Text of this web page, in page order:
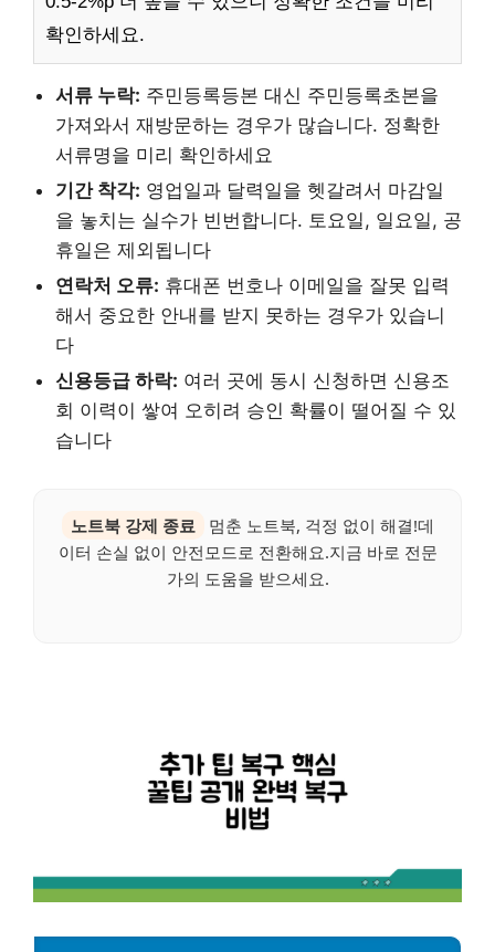
확인하세요.
서류 누락: 주민등록등본 대신 주민등록초본을
가져와서 재방문하는 경우가 많습니다. 정확한
서류명을 미리 확인하세요
기간 착각: 영업일과 달력일을 헷갈려서 마감일
을 놓치는 실수가 빈번합니다. 토요일, 일요일, 공
휴일은 제외됩니다
연락처 오류: 휴대폰 번호나 이메일을 잘못 입력
해서 중요한 안내를 받지 못하는 경우가 있습니
다
신용등급 하락: 여러 곳에 동시 신청하면 신용조
회 이력이 쌓여 오히려 승인 확률이 떨어질 수 있
습니다
노트북 강제 종료
멈춘 노트북, 걱정 없이 해결!데
이터 손실 없이 안전모드로 전환해요.지금 바로 전문
가의 도움을 받으세요.